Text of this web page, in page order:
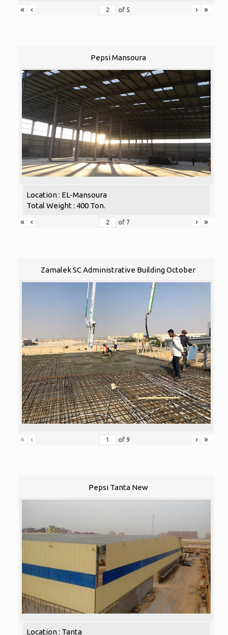
« ‹ of 5 › »
Pepsi Mansoura
Location : EL-Mansoura
Total Weight : 400 Ton.
«
‹ of 7 › »
Zamalek SC Administrative Building October
« ‹ of 9 › »
Pepsi Tanta New
Location : Tanta